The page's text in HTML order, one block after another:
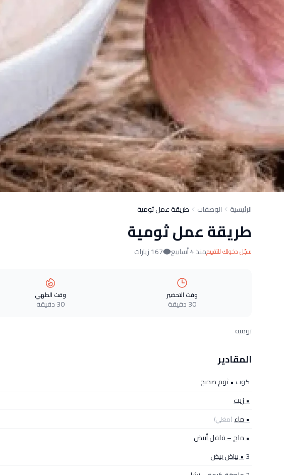
الرئيسية الوصفات طريقة عمل ثومية
طريقة عمل ثومية
سجّل دخولك للتقييممنذ 4 أسابيع 167 زيارات
وقت التحضير
30 دقيقة
وقت الطهي
30 دقيقة
ثومية
المقادير
كوب• ثوم صحيح
• زيت
• ماء(مغلي)
• ملح – فلفل أبيض
3• بياض بيض